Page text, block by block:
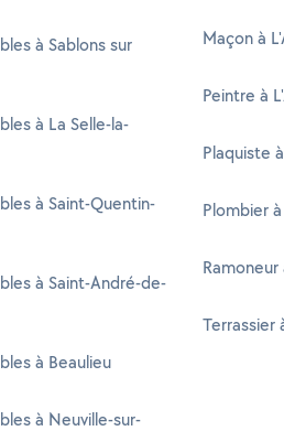
à Sablons sur
à La Selle-la-
à Saint-Quentin-
à Saint-André-de-
à Beaulieu
à Neuville-sur-
Maçon à
Peintre à
Plaquiste
Plombier
Ramoneur
Terrassier